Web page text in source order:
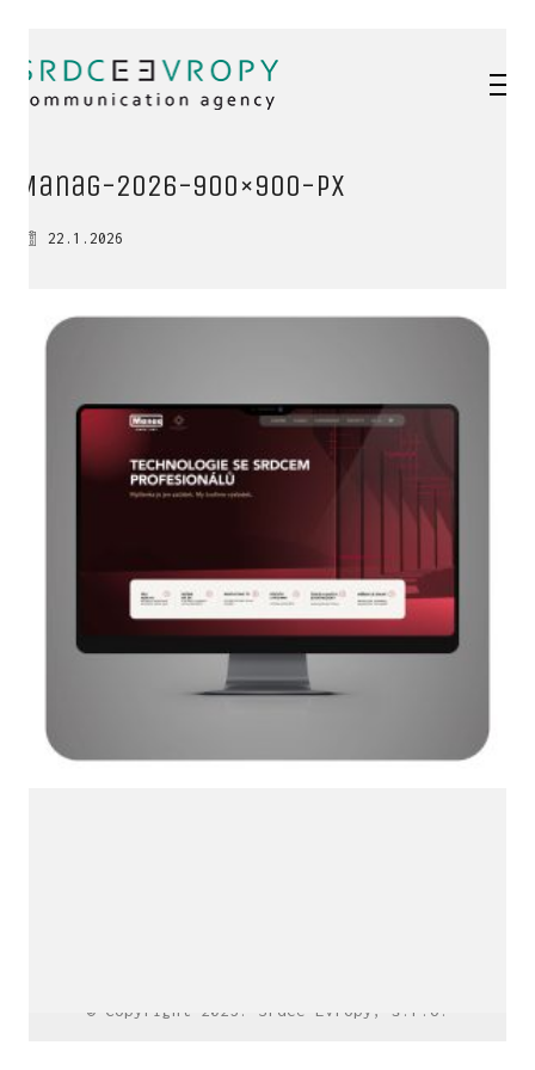
Manag-2026-900×900-px
22.1.2026
© Copyright 2025. Srdce Evropy, s.r.o.